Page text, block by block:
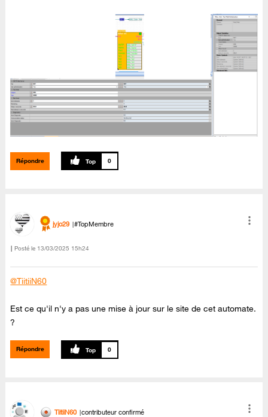
Répondre 0
jyjo29 #TopMembre
Posté le ‎13/03/2025 15h24
@TiitiiN60
Est ce qu'il n'y a pas une mise à jour sur le site de cet automate.
?
Répondre 0
TiitiiN60 contributeur confirmé